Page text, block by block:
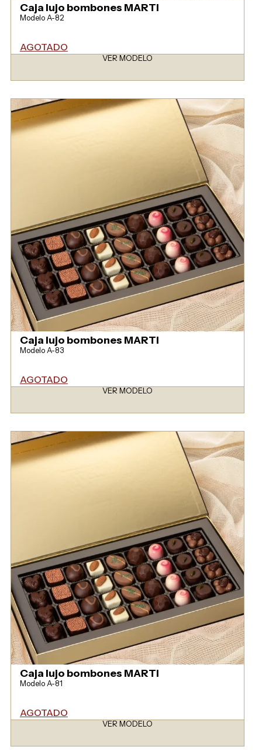
Caja lujo bombones MARTI
Modelo A-82
AGOTADO
VER MODELO
Caja lujo bombones MARTI
Modelo A-83
AGOTADO
VER MODELO
Caja lujo bombones MARTI
Modelo A-81
AGOTADO
VER MODELO